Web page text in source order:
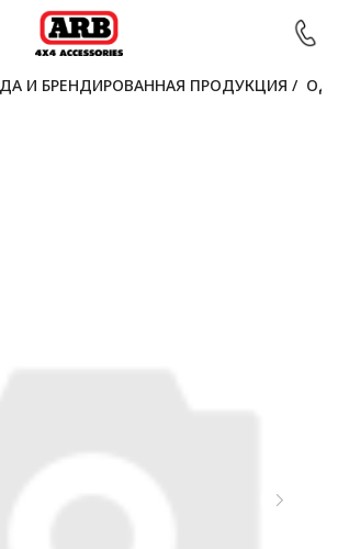
И БРЕНДИРОВАННАЯ ПРОДУКЦИЯ /